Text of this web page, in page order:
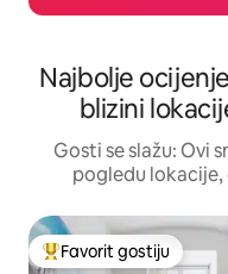
Najbolje
blizini
Gosti se slažu: Ovi
pogledu
Glavni favorit gostiju
Favorit gostiju